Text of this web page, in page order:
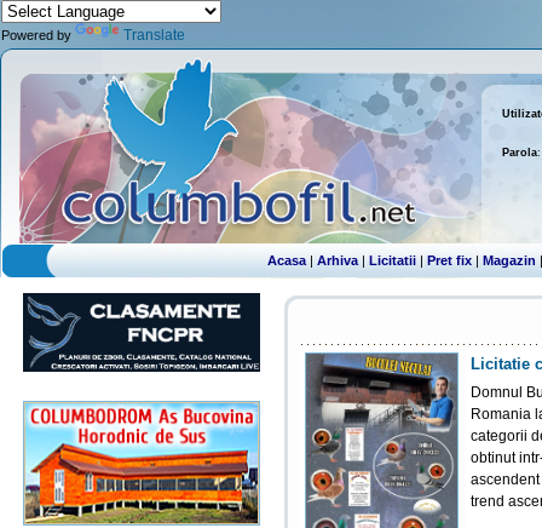
Powered by Translate
Parola:
Acasa | Arhiva | Licitatii | Pret fix | Magazin
Licitatie
Domnul
Romania
categorii
obtinut
trend